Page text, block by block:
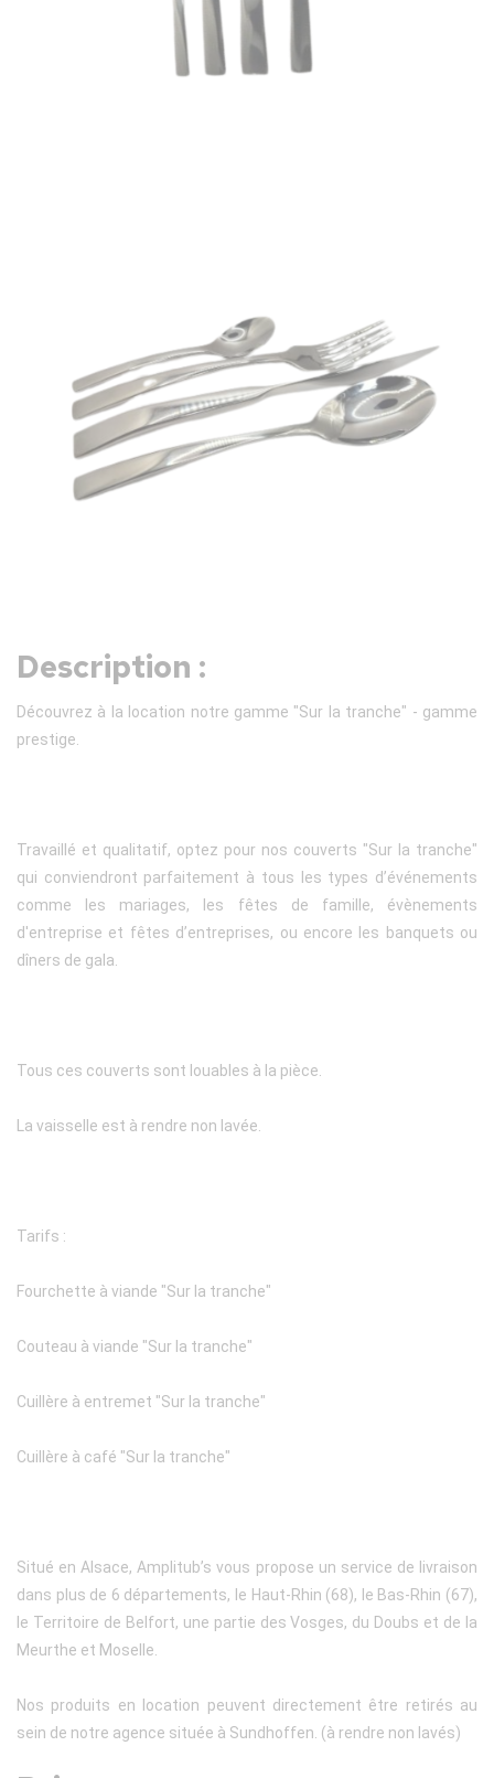
Description :
Découvrez à la location notre gamme "Sur la tranche" - gamme
prestige.
Travaillé et qualitatif, optez pour nos couverts "Sur la tranche"
qui conviendront parfaitement à tous les types d’événements
comme les mariages, les fêtes de famille, évènements
d'entreprise et fêtes d’entreprises, ou encore les banquets ou
dîners de gala.
Tous ces couverts sont louables à la pièce.
La vaisselle est à rendre non lavée.
Tarifs :
Fourchette à viande "Sur la tranche"
Couteau à viande "Sur la tranche"
Cuillère à entremet "Sur la tranche"
Cuillère à café "Sur la tranche"
Situé en Alsace, Amplitub’s vous propose un service de livraison
dans plus de 6 départements, le Haut-Rhin (68), le Bas-Rhin (67),
le Territoire de Belfort, une partie des Vosges, du Doubs et de la
Meurthe et Moselle.
Nos produits en location peuvent directement être retirés au
sein de notre agence située à Sundhoffen. (à rendre non lavés)